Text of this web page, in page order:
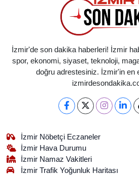
İzmir'de son dakika haberleri! İzmir
spor, ekonomi, siyaset, teknoloji,
doğru adrestesiniz. İzmir'in en
İzmir Nöbetçi Eczaneler
İzmir Hava Durumu
İzmir Namaz Vakitleri
İzmir Trafik Yoğunluk Haritası